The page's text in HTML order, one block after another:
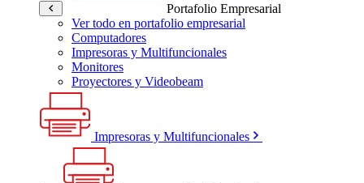
Portafolio Empresarial
Ver todo en portafolio empresarial
Computadores
Impresoras y Multifuncionales
Monitores
Proyectores y Videobeam
Impresoras y Multifuncionales